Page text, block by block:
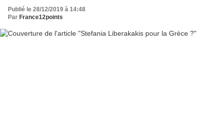
Publié le 28/12/2019 à 14:48
Par France12points